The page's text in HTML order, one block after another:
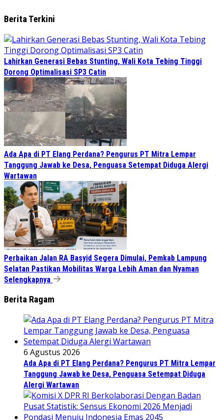
Berita Terkini
Lahirkan Generasi Bebas Stunting, Wali Kota Tebing Tinggi
Dorong Optimalisasi SP3 Catin
Ada Apa di PT Elang Perdana? Pengurus PT Mitra Lempar
Tanggung Jawab ke Desa, Penguasa Setempat Diduga Alergi
Wartawan
Perbaikan Jalan RA Basyid Segera Dimulai, Pemkab Lampung
Selatan Pastikan Mobilitas Warga Lebih Aman dan Nyaman
Selengkapnya
Berita Ragam
6 Agustus 2026
Ada Apa di PT Elang Perdana? Pengurus PT Mitra Lempar
Tanggung Jawab ke Desa, Penguasa Setempat Diduga
Alergi Wartawan